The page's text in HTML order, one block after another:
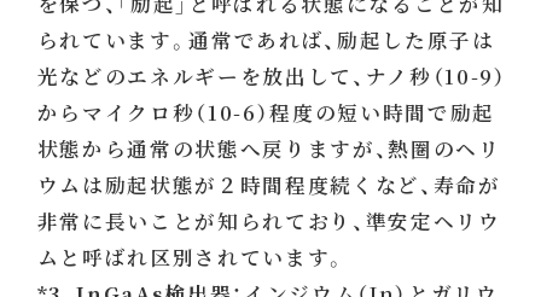
られています。通常であれば、励起した原子は
光などのエネルギーを放出して、ナノ秒（10-9）
からマイクロ秒（10-6）程度の短い時間で励起
状態から通常の状態へ戻りますが、熱圏のヘリ
ウムは励起状態が２時間程度続くなど、寿命が
非常に長いことが知られており、準安定ヘリウ
ムと呼ばれ区別されています。